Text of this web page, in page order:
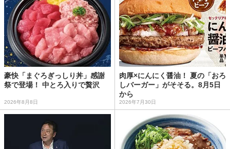
豪快「まぐろぎっしり丼」感謝
祭で登場！ 中とろ入りで贅沢
2026年8月8日
肉厚×にんにく醤油！ 夏の「おろ
しバーガー」がそそる。8月5日
から
2026年7月30日